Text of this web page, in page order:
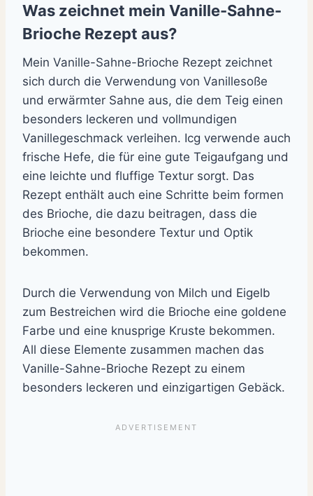
Was zeichnet mein Vanille-Sahne-
Brioche Rezept aus?
Mein Vanille-Sahne-Brioche Rezept zeichnet
sich durch die Verwendung von Vanillesoße
und erwärmter Sahne aus, die dem Teig einen
besonders leckeren und vollmundigen
Vanillegeschmack verleihen. Icg verwende auch
frische Hefe, die für eine gute Teigaufgang und
eine leichte und fluffige Textur sorgt. Das
Rezept enthält auch eine Schritte beim formen
des Brioche, die dazu beitragen, dass die
Brioche eine besondere Textur und Optik
bekommen.
Durch die Verwendung von Milch und Eigelb
zum Bestreichen wird die Brioche eine goldene
Farbe und eine knusprige Kruste bekommen.
All diese Elemente zusammen machen das
Vanille-Sahne-Brioche Rezept zu einem
besonders leckeren und einzigartigen Gebäck.